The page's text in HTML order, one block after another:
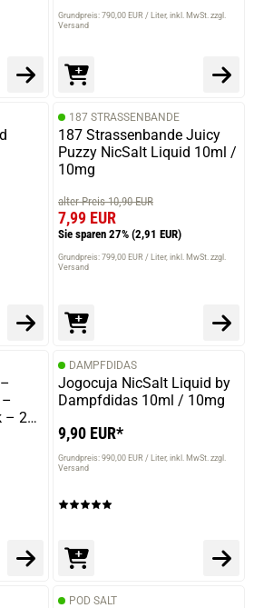
Grundpreis: 790,00 EUR / Liter inkl. MwSt. zzgl.
Versand
187 STRASSENBANDE
187 Strassenbande Juicy
Puzzy NicSalt Liquid 10ml /
10mg
alter Preis 10,90 EUR
7,99 EUR
Sie sparen 27% (2,91 EUR)
Grundpreis: 799,00 EUR / Liter inkl. MwSt. zzgl.
Versand
–
2ml
DAMPFDIDAS
Jogocuja NicSalt Liquid by
Dampfdidas 10ml / 10mg
9,90 EUR*
Grundpreis: 990,00 EUR / Liter inkl. MwSt. zzgl.
Versand
POD SALT